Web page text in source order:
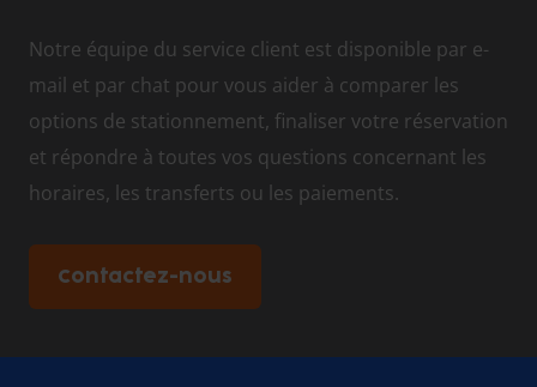
Notre équipe du service client est disponible par e-
mail et par chat pour vous aider à comparer les
options de stationnement, finaliser votre réservation
et répondre à toutes vos questions concernant les
horaires, les transferts ou les paiements.
Contactez-nous